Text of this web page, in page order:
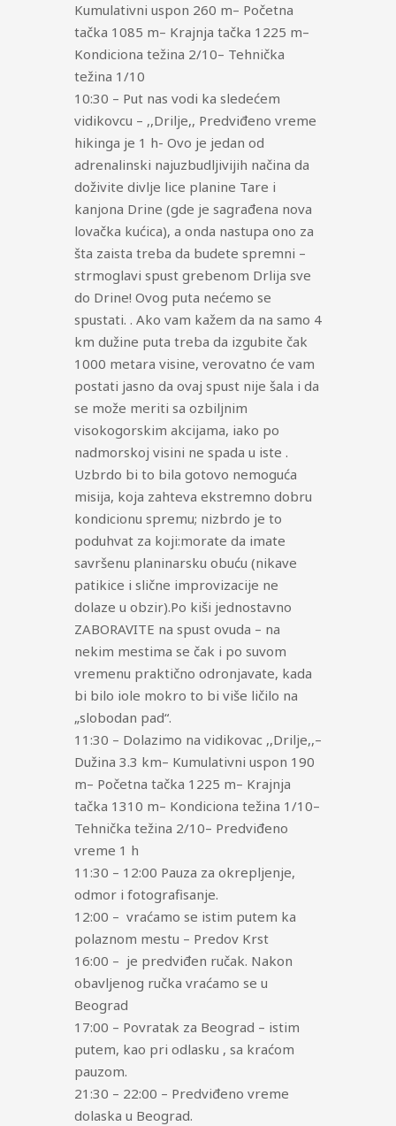
Kumulativni uspon 260 m– Početna
tačka 1085 m– Krajnja tačka 1225 m–
Kondiciona težina 2/10– Tehnička
težina 1/10
10:30 – Put nas vodi ka sledećem
vidikovcu – ,,Drilje,, Predviđeno vreme
hikinga je 1 h- Ovo je jedan od
adrenalinski najuzbudljivijih načina da
doživite divlje lice planine Tare i
kanjona Drine (gde je sagrađena nova
lovačka kućica), a onda nastupa ono za
šta zaista treba da budete spremni –
strmoglavi spust grebenom Drlija sve
do Drine! Ovog puta nećemo se
spustati. . Ako vam kažem da na samo 4
km dužine puta treba da izgubite čak
1000 metara visine, verovatno će vam
postati jasno da ovaj spust nije šala i da
se može meriti sa ozbiljnim
visokogorskim akcijama, iako po
nadmorskoj visini ne spada u iste .
Uzbrdo bi to bila gotovo nemoguća
misija, koja zahteva ekstremno dobru
kondicionu spremu; nizbrdo je to
poduhvat za koji:morate da imate
savršenu planinarsku obuću (nikave
patikice i slične improvizacije ne
dolaze u obzir).Po kiši jednostavno
ZABORAVITE na spust ovuda – na
nekim mestima se čak i po suvom
vremenu praktično odronjavate, kada
bi bilo iole mokro to bi više ličilo na
„slobodan pad“.
11:30 – Dolazimo na vidikovac ,,Drilje,,–
Dužina 3.3 km– Kumulativni uspon 190
m– Početna tačka 1225 m– Krajnja
tačka 1310 m– Kondiciona težina 1/10–
Tehnička težina 2/10– Predviđeno
vreme 1 h
11:30 – 12:00 Pauza za okrepljenje,
odmor i fotografisanje.
12:00 – vraćamo se istim putem ka
polaznom mestu – Predov Krst
16:00 – je predviđen ručak. Nakon
obavljenog ručka vraćamo se u
Beograd
17:00 – Povratak za Beograd – istim
putem, kao pri odlasku , sa kraćom
pauzom.
21:30 – 22:00 – Predviđeno vreme
dolaska u Beograd.